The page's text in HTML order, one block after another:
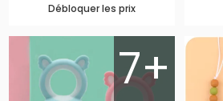
Débloquer les prix
7+